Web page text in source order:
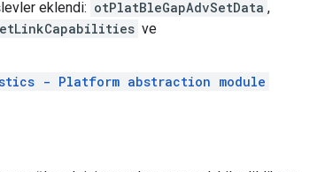
eklendi: otPlatBleGapAdvSetData ,
ve
- Platform abstraction module